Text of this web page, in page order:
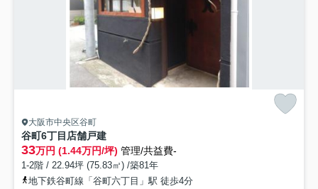
大阪市中央区谷町
谷町6丁目店舗戸建
33万円 (1.44万円/坪) 管理/共益費-
1-2階 / 22.94坪 (75.83㎡) /築81年
地下鉄谷町線「谷町六丁目」駅 徒歩4分